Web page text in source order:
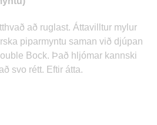
að ruglast. Áttavilltur mylur
piparmyntu saman við djúpan
Bock. Það hljómar kannski
svo rétt. Eftir átta.